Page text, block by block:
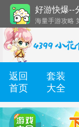
好游快爆--
海量手游攻略
还有几十款实
返回
首页
套装
大全